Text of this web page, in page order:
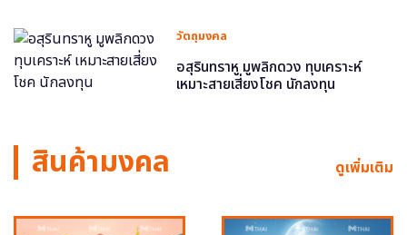
วัตถุมงคล
อสุรินทราหู มูพลิกดวง ทุบเคราะห์
เหมาะสายเสี่ยงโชค นักลงทุน
สินค้ามงคล ดูเพิ่มเติม